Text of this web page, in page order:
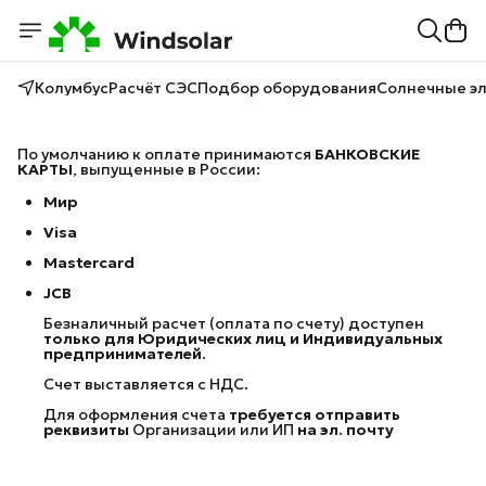
КолумбусРасчёт СЭСПодбор оборудованияСолнечные
По умолчанию к оплате принимаются БАНКОВСКИЕ
КАРТЫ, выпущенные в России:
Мир
Visa
Masterсard
JCB
Безналичный расчет (оплата по счету) доступен
только для Юридических лиц и Индивидуальных
предпринимателей.
Счет выставляется с НДС.
Для оформления счета требуется отправить
реквизиты Организации или ИП на эл. почту